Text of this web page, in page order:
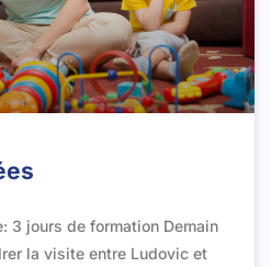
3 jours de formation Demain
la visite entre Ludovic et